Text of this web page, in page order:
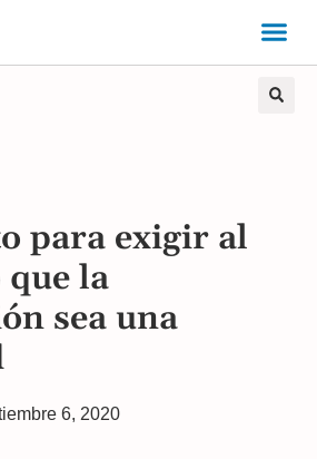
para exigir al
la
sea una
6, 2020